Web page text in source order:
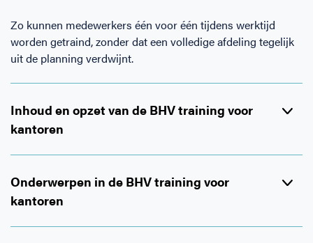
Zo kunnen medewerkers één voor één tijdens werktijd
worden getraind, zonder dat een volledige afdeling tegelijk
uit de planning verdwijnt.
Inhoud en opzet van de BHV training voor
kantoren
Groep of privéles
niveau. Beide trainingsvormen werken met dezelfde inhoud,
Onderwerpen in de BHV training voor
kantoren